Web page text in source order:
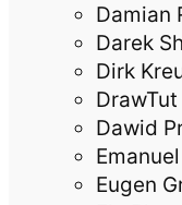
Damian
Darek
Dirk
DrawTut
Dawid
Eugen